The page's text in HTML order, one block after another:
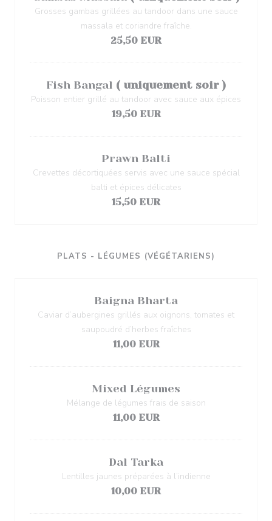
Grosses gambas grillées au tandoor dans une sauce
massala et coriandre fraîche.
25,50 EUR
Fish Bangal ( uniquement soir )
Poisson entier grillé au tandoor avec sauce aux épices
19,50 EUR
Prawn Balti
Crevettes décortiquées servis avec une sauce spécial
balti et épices délicates
15,50 EUR
PLATS - LÉGUMES (VÉGÉTARIENS)
Baigna Bharta
Caviar d’aubergines grillés aux oignons, tomates et
saupoudré d’herbes fraîches
11,00 EUR
Mixed Légumes
Mélange de légumes frais de saison
11,00 EUR
Dal Tarka
Lentilles jaunes préparées à l’indienne
10,00 EUR